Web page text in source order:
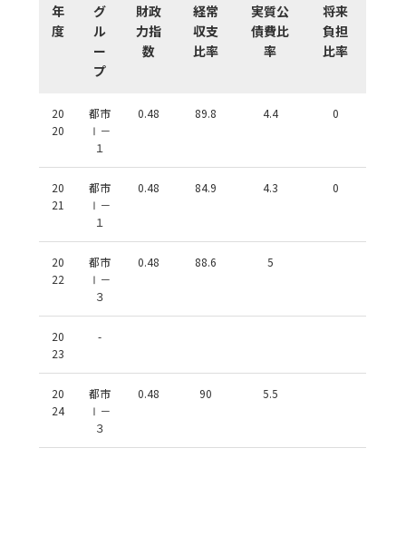
年
度
グ
ル
ー
プ
財政
力指
数
経常
収支
比率
実質公
債費比
率
将来
負担
比率
20
20
都市
Ⅰ－
１
0.48 89.8 4.4 0
20
21
都市
Ⅰ－
１
0.48 84.9 4.3 0
20
22
都市
Ⅰ－
３
0.48 88.6 5
20
23
-
20
24
都市
Ⅰ－
３
0.48 90 5.5